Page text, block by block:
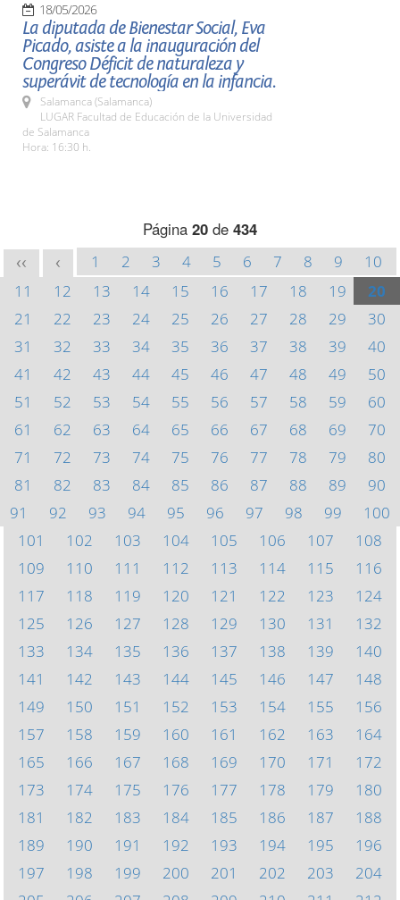
18/05/2026
La diputada de Bienestar Social, Eva
Picado, asiste a la inauguración del
Congreso Déficit de naturaleza y
superávit de tecnología en la infancia.
Salamanca (Salamanca)
LUGAR Facultad de Educación de la Universidad
de Salamanca
Hora: 16:30 h.
Página 20 de 434
<< < 1 2 3 4 5 6 7 8 9
10
11
12 13 14 15 16 17 18 19
20
21
22 23 24 25 26 27 28 29
30
31
32 33 34 35 36 37 38 39
40
41
42 43 44 45 46 47 48 49
50
51
52 53 54 55 56 57 58 59
60
61
62 63 64 65 66 67 68 69
70
71
72 73 74 75 76 77 78 79
80
81
82 83 84 85 86 87 88 89
90
91
92 93 94 95 96 97 98 99
100
101
102 103 104 105 106 107
108
109
110 111 112 113 114 115
116
117
118 119 120 121 122 123
124
125
126 127 128 129 130 131
132
133
134 135 136 137 138 139
140
141
142 143 144 145 146 147
148
149
150 151 152 153 154 155
156
157
158 159 160 161 162 163
164
165
166 167 168 169 170 171
172
173
174 175 176 177 178 179
180
181
182 183 184 185 186 187
188
189
190 191 192 193 194 195
196
197
198 199 200 201 202 203
204